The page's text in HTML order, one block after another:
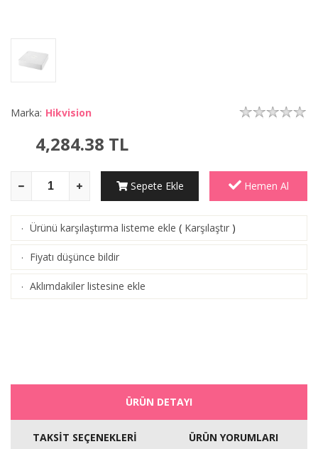
Marka: Hikvision
4,284.38 TL
Sepete Ekle Hemen Al
· Ürünü karşılaştırma listeme ekle ( Karşılaştır )
· Fiyatı düşünce bildir
· Aklımdakiler listesine ekle
ÜRÜN DETAYI
TAKSİT SEÇENEKLERİ ÜRÜN YORUMLARI